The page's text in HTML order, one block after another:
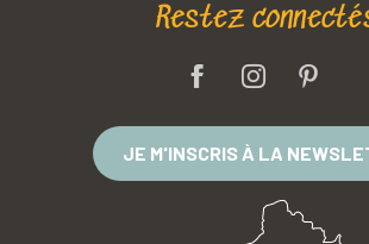
Restez
JE M'INSCRIS À LA